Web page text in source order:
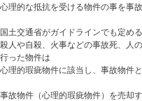
心理的な抵抗を受ける物件の事を事
国土交通省がガイドラインでも定める
殺人や自殺、火事などの事故死、人
行った物件は
心理的瑕疵物件に該当し、事故物件と
事故物件（心理的瑕疵物件）を売却す